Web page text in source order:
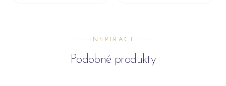
INSPIRACE
Podobné produkty